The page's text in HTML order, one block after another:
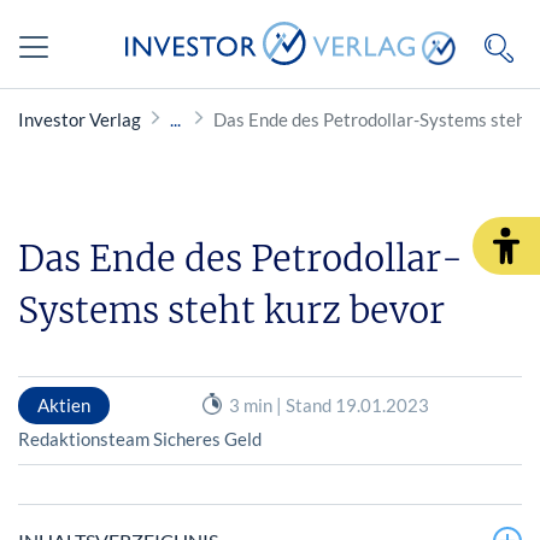
Investor Verlag Das Ende des Petrodollar-Systems steht
Das Ende des Petrodollar-
Systems steht kurz bevor
Aktien
3 min | Stand 19.01.2023
Redaktionsteam Sicheres Geld